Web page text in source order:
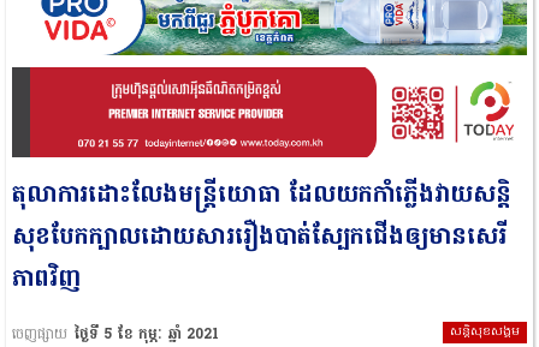
តុលាការ​ដោះលែង​មន្ត្រី​យោធា ដែល​យក​កាំភ្លើង​វាយ​សន្តិ
សុខ​បែកក្បាល​ដោយសារ​រឿង​បាត់​ស្បែកជើង​ឲ្យ​មាន​សេរី
ភាព​វិញ​
សន្តិសុខសង្គម
ចេញផ្សាយ ថ្ងៃទី 5 ខែ កុម្ភៈ ឆ្នាំ 2021